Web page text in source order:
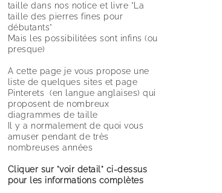
taille dans nos notice et livre "La
taille des pierres fines pour
débutants"
Mais les possibilitées sont infins (ou
presque)
A cette page je vous propose une
liste de quelques sites et page
Pinterets (en langue anglaises) qui
proposent de nombreux
diagrammes de taille
Il y a normalement de quoi vous
amuser pendant de très
nombreuses années
Cliquer sur "voir detail" ci-dessus
pour les informations complètes